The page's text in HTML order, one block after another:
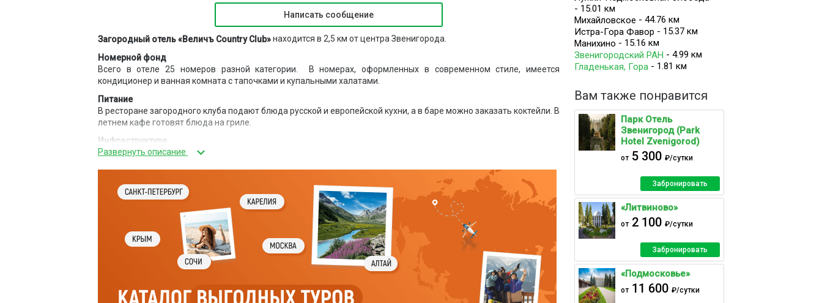
Написать сообщение
Загородный отель «Величъ Country Club»находится в 2,5 км от центра Звенигорода.
Номерной фонд
Всего в отеле 25 номеров разной категории. В номерах, оформленных в современном стиле, имеется
кондиционер и ванная комната с тапочками и купальными халатами.
Питание
В ресторане загородного клуба подают блюда русской и европейской кухни, а в баре можно заказать коктейли. В
летнем кафе готовят блюда на гриле.
Инфраструктура
Отдыхающие могут поиграть в бильярд, боулинг и большой теннис, посетить тренажерный зал, а также
К услугам гостей большой двухуровневый спа-комплекс с 40 различными удобствами, бесплатный Wi-Fi, детская
игровая площадка, а также пункт проката велосипедов и лыжного снаряжения, коньков. По запросу можно
пройти грязевые процедуры и сеанс массажа.
- 15.01 км
Михайловское - 44.76 км
Истра-Гора Фавор - 15.37 км
Манихино - 15.16 км
Звенигородский РАН - 4.99 км
Гладенькая, Гора - 1.81 км
Вам также понравится
Парк Отель
Звенигород (Park
Hotel Zvenigorod)
от5 300 ₽/сутки
Забронировать
«Литвиново»
от2 100 ₽/сутки
Забронировать
«Подмосковье»
от11 600 ₽/сутки